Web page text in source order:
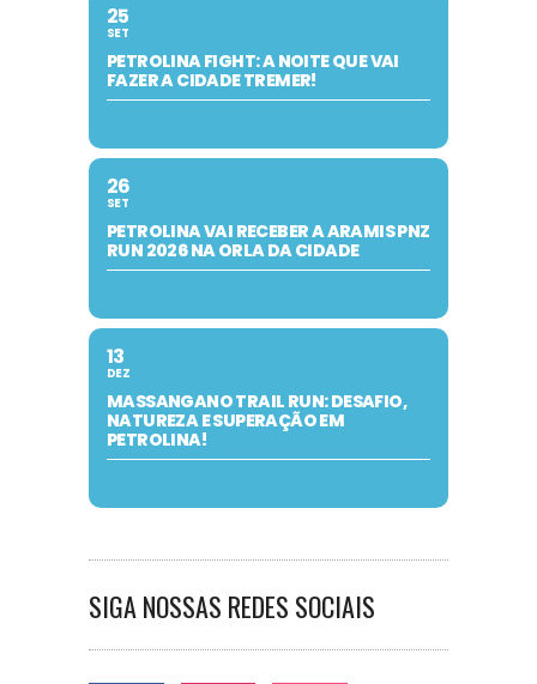
25
SET
PETROLINA FIGHT: A NOITE QUE VAI
FAZER A CIDADE TREMER!
26
SET
PETROLINA VAI RECEBER A ARAMIS PNZ
RUN 2026 NA ORLA DA CIDADE
13
DEZ
MASSANGANO TRAIL RUN: DESAFIO,
NATUREZA E SUPERAÇÃO EM
PETROLINA!
SIGA NOSSAS REDES SOCIAIS